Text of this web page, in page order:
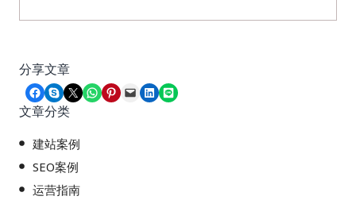
分享文章
Share on Facebook
Share on Skype
Share on X Share on WhatsApp
Share on Pinterest
Email this PageShare on LinkedIn
Share on LINE
文章分类
建站案例
SEO案例
运营指南